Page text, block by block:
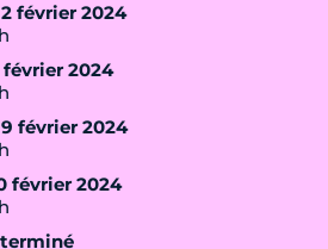
février 2024
2024
février 2024
février 2024